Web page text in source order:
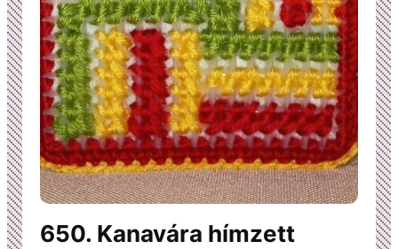
650. Kanavára hímzett